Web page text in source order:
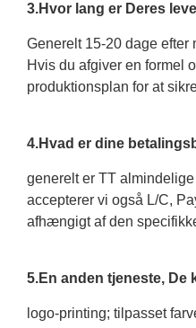
3.Hvor lang er Deres
Generelt 15-20 dage efter
Hvis du afgiver en formel
produktionsplan for at
4.Hvad er dine
generelt er TT
accepterer vi også L/C,
afhængigt af den
5.En anden tjeneste, De
logo-printing; tilpasset